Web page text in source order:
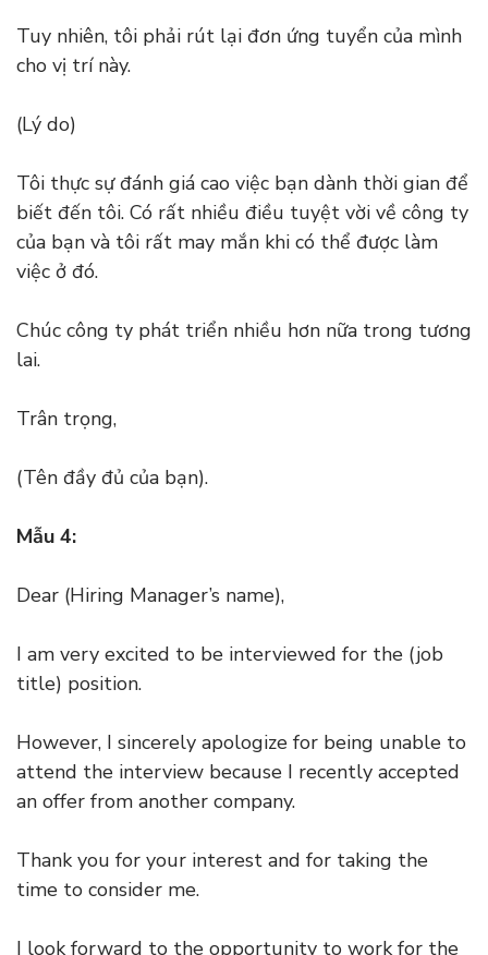
Tuy nhiên, tôi phải rút lại đơn ứng tuyển của mình
cho vị trí này.
(Lý do)
Tôi thực sự đánh giá cao việc bạn dành thời gian để
biết đến tôi. Có rất nhiều điều tuyệt vời về công ty
của bạn và tôi rất may mắn khi có thể được làm
việc ở đó.
Chúc công ty phát triển nhiều hơn nữa trong tương
lai.
Trân trọng,
(Tên đầy đủ của bạn).
Mẫu 4:
Dear (Hiring Manager’s name),
I am very excited to be interviewed for the (job
title) position.
However, I sincerely apologize for being unable to
attend the interview because I recently accepted
an offer from another company.
Thank you for your interest and for taking the
time to consider me.
I look forward to the opportunity to work for the